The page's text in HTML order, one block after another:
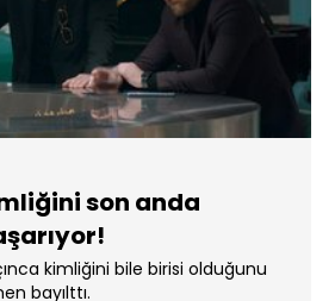
son anda
kimliğini bile birisi olduğunu
bayılttı.